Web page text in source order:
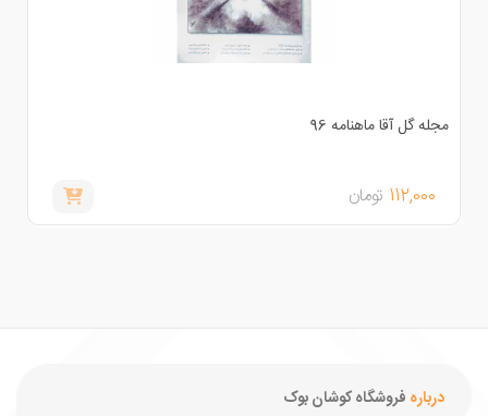
گل آقا ماهنامه 96
112,000تومان
فروشگاه کوشان بوک